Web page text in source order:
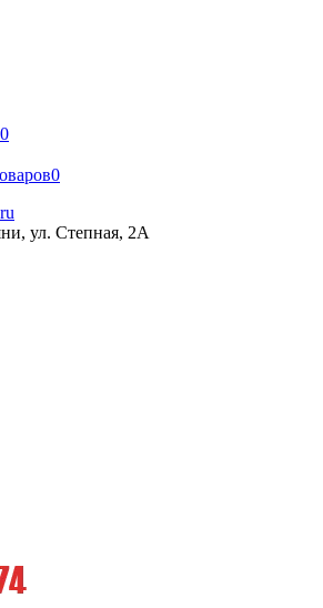
0
0
ул. Степная, 2А